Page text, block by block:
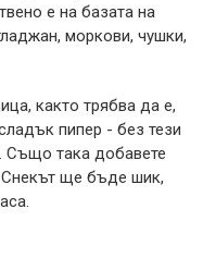
е на базата на
моркови, чушки,
както трябва да е,
пипер - без тези
Също така добавете
Снекът ще бъде шик,